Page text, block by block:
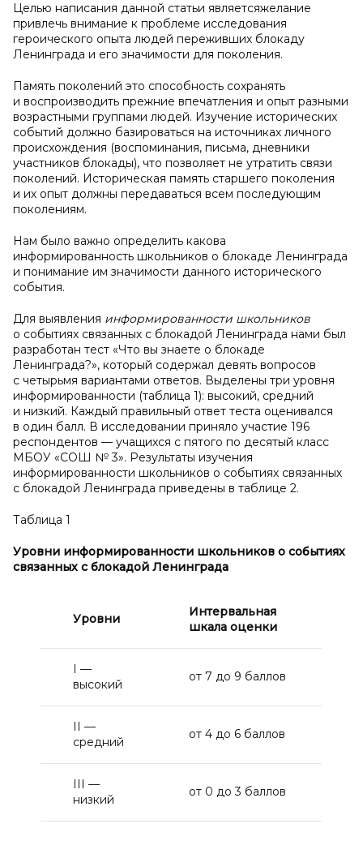
Целью написания данной статьи являетсяжелание
привлечь внимание к проблеме исследования
героического опыта людей переживших блокаду
Ленинграда и его значимости для поколения.
Память поколений это способность сохранять
и воспроизводить прежние впечатления и опыт разными
возрастными группами людей. Изучение исторических
событий должно базироваться на источниках личного
происхождения (воспоминания, письма, дневники
участников блокады), что позволяет не утратить связи
поколений. Историческая память старшего поколения
и их опыт должны передаваться всем последующим
поколениям.
Нам было важно определить какова
информированность школьников о блокаде Ленинграда
и понимание им значимости данного исторического
события.
Для выявления информированности школьников
о событиях связанных с блокадой Ленинграда нами был
разработан тест «Что вы знаете о блокаде
Ленинграда?», который содержал девять вопросов
с четырьмя вариантами ответов. Выделены три уровня
информированности (таблица 1): высокий, средний
и низкий. Каждый правильный ответ теста оценивался
в один балл. В исследовании приняло участие 196
респондентов — учащихся с пятого по десятый класс
МБОУ «СОШ № 3». Результаты изучения
информированности школьников о событиях связанных
с блокадой Ленинграда приведены в таблице 2.
Таблица 1
Уровни информированности школьников о событиях
связанных с блокадой Ленинграда
Уровни
Интервальная
шкала оценки
I —
высокий
от 7 до 9 баллов
II —
средний
от 4 до 6 баллов
III —
низкий
от 0 до 3 баллов